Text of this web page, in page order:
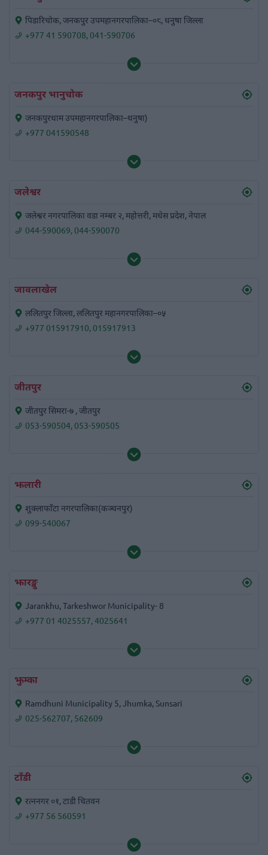
पिडारिचोक, जनकपुर उपमहानगरपालिका–०८, धनुषा जिल्ला
+977 41 590708, 041-590706
जनकपुर भानुचोक
जनकपुरधाम उपमहानगरपालिका–धनुषा)
+977 041590548
जलेश्वर
जलेश्वर नगरपालिका वडा नम्बर २, महोत्तरी, मधेस प्रदेश, नेपाल
044-590069, 044-590070
जावलाखेल
ललितपुर जिल्ला, ललितपुर महानगरपालिका–०५
+977 015917910, 015917913
जीतपुर
जीतपुर सिमरा-७ , जीतपुर
053-590504, 053-590505
झलारी
शुक्लाफाँटा नगरपालिका(कञ्चनपुर)
099-540067
झारङ्खु
Jarankhu, Tarkeshwor Municipality- 8
+977 01 4025557,4025641
झुम्का
Ramdhuni Municipality 5, Jhumka, Sunsari
025-562707, 562609
टाँडी
रत्ननगर ०१, टाडी चितवन
+977 56 560591